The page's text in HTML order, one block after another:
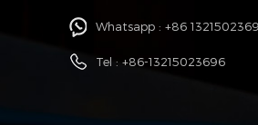
Whatsapp :+86
Tel :+86-13215023696